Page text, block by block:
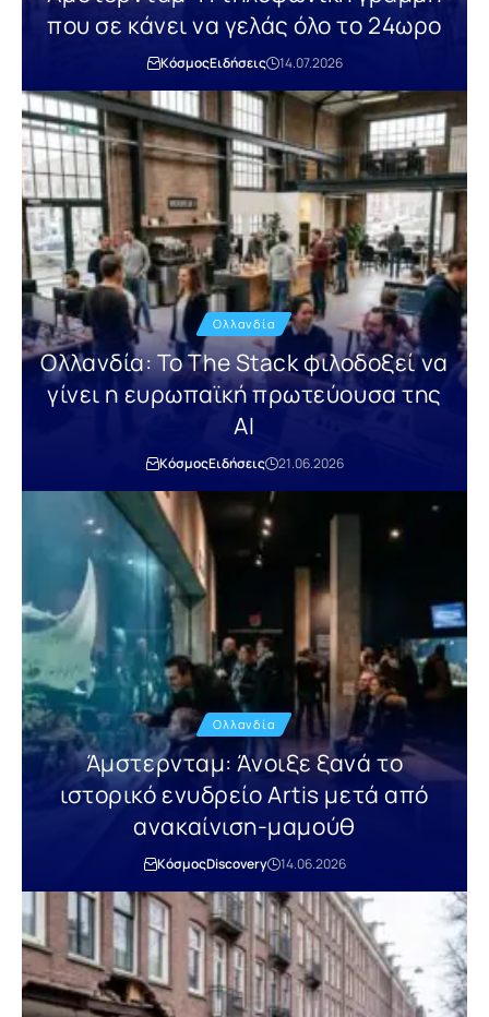
που σε κάνει να γελάς όλο το 24ωρο
ΚόσμοςΕιδήσεις 14.07.2026
Ολλανδία
Ολλανδία: Το The Stack φιλοδοξεί να
γίνει η ευρωπαϊκή πρωτεύουσα της
AI
ΚόσμοςΕιδήσεις 21.06.2026
Ολλανδία
Άμστερνταμ: Άνοιξε ξανά το
ιστορικό ενυδρείο Artis μετά από
ανακαίνιση-μαμούθ
ΚόσμοςDiscovery 14.06.2026